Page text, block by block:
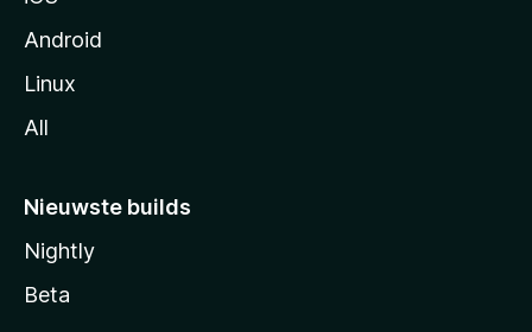
Android
Linux
All
Nieuwste builds
Nightly
Beta